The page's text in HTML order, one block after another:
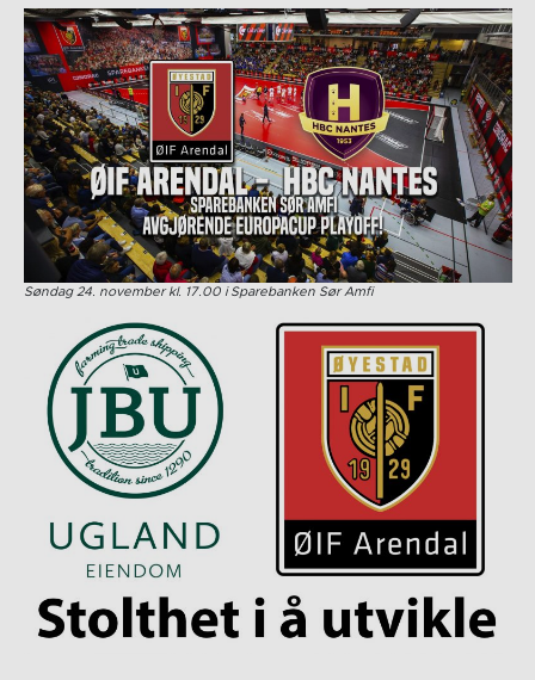
Søndag 24. november kl. 17.00 i Sparebanken Sør Amfi